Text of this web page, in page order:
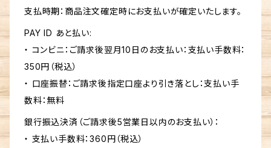
支払時期：商品注文確定時にお支払いが確定いたします。
PAY ID あと払い:
・ コンビニ：ご請求後翌月10日のお支払い：支払い手数料：
350円（税込）
・ 口座振替：ご請求後指定口座より引き落とし：支払い手
数料：無料
銀行振込決済（ご請求後5営業日以内のお支払い）：
・ 支払い手数料：360円（税込）